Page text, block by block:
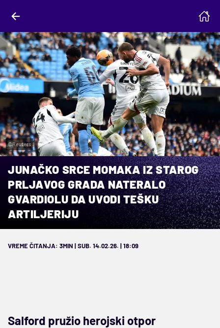
©Reuters
JUNAČKO SRCE MOMAKA IZ STAROG
PRLJAVOG GRADA NATERALO
GVARDIOLU DA UVODI TEŠKU
ARTILJERIJU
VREME ČITANJA: 3MIN | SUB. 14.02.26. | 18:09
Salford pružio herojski otpor